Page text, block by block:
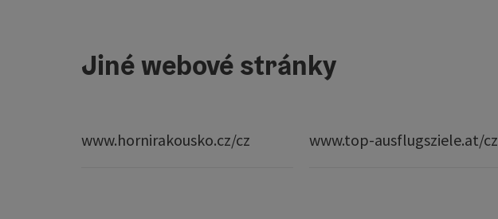
Jiné webové stránky
www.hornirakousko.cz/cz www.top-ausflugsziele.at/cz